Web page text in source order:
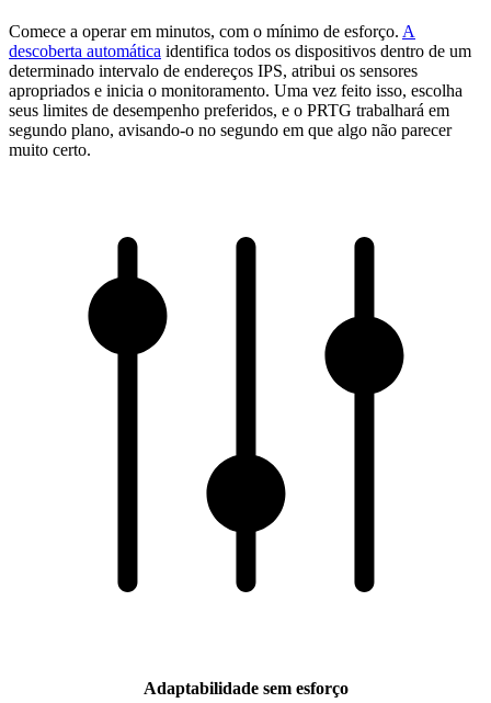
Comece a operar em minutos, com o mínimo de esforço. A
descoberta automática identifica todos os dispositivos dentro de um
determinado intervalo de endereços IPS, atribui os sensores
apropriados e inicia o monitoramento. Uma vez feito isso, escolha
seus limites de desempenho preferidos, e o PRTG trabalhará em
segundo plano, avisando-o no segundo em que algo não parecer
muito certo.
Adaptabilidade sem esforço